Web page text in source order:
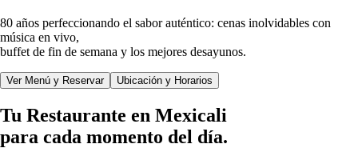
80 años perfeccionando el sabor auténtico: cenas inolvidables con
música en vivo,
buffet de fin de semana y los mejores desayunos.
Ver Menú y Reservar Ubicación y Horarios
Tu Restaurante en Mexicali
para cada momento del día.